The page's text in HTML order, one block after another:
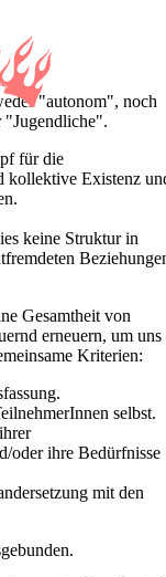
"autonom", noch
"Jugendliche".
für die
kollektive Existenz
keine Struktur in
Gesamtheit von
erneuern, um uns
Kriterien:
selbst.
oder ihre Bedürfnisse
mit den